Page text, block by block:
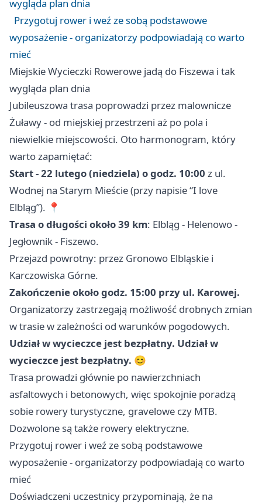
wygląda plan dnia
Przygotuj rower i weź ze sobą podstawowe
wyposażenie - organizatorzy podpowiadają co warto
mieć
Miejskie Wycieczki Rowerowe jadą do Fiszewa i tak
wygląda plan dnia
Jubileuszowa trasa poprowadzi przez malownicze
Żuławy - od miejskiej przestrzeni aż po pola i
niewielkie miejscowości. Oto harmonogram, który
warto zapamiętać:
Start - 22 lutego (niedziela) o godz. 10:00 z ul.
Wodnej na Starym Mieście (przy napisie “I love
Elbląg”). 📍
Trasa o długości około 39 km: Elbląg - Helenowo -
Jegłownik - Fiszewo.
Przejazd powrotny: przez Gronowo Elbląskie i
Karczowiska Górne.
Zakończenie około godz. 15:00 przy ul. Karowej.
Organizatorzy zastrzegają możliwość drobnych zmian
w trasie w zależności od warunków pogodowych.
Udział w wycieczce jest bezpłatny. Udział w
wycieczce jest bezpłatny. 😊
Trasa prowadzi głównie po nawierzchniach
asfaltowych i betonowych, więc spokojnie poradzą
sobie rowery turystyczne, gravelowe czy MTB.
Dozwolone są także rowery elektryczne.
Przygotuj rower i weź ze sobą podstawowe
wyposażenie - organizatorzy podpowiadają co warto
mieć
Doświadczeni uczestnicy przypominają, że na